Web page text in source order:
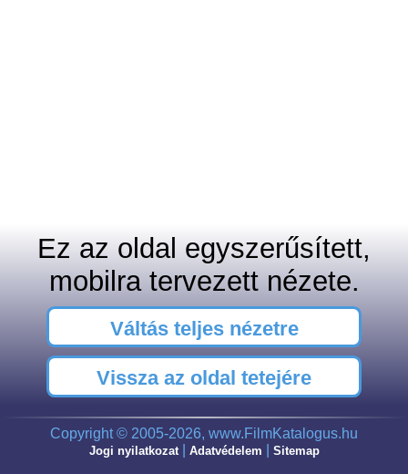
Ez az oldal egyszerűsített,
mobilra tervezett nézete.
Váltás teljes nézetre
Vissza az oldal tetejére
Copyright © 2005-2026, www.FilmKatalogus.hu
Jogi nyilatkozat| Adatvédelem Sitemap